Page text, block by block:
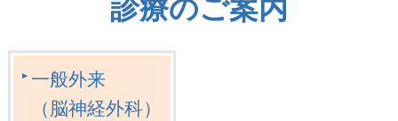
一般外来
（脳神経外科）